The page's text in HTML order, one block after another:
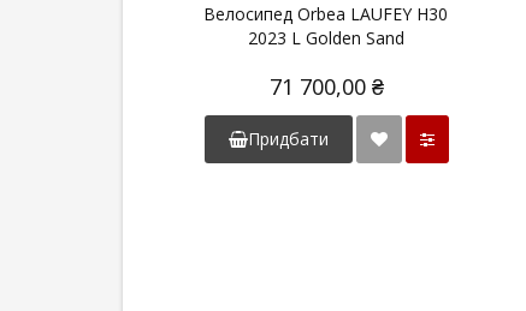
Велосипед Orbea LAUFEY H30
2023 L Golden Sand
71 700,00 ₴
Придбати